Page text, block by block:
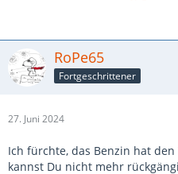
RoPe65
Fortgeschrittener
27. Juni 2024
Ich fürchte, das Benzin hat
kannst Du nicht mehr